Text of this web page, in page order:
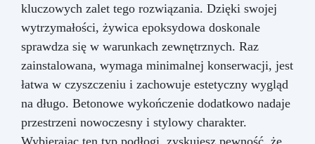
kluczowych zalet tego rozwiązania. Dzięki swojej
wytrzymałości, żywica epoksydowa doskonale
sprawdza się w warunkach zewnętrznych. Raz
zainstalowana, wymaga minimalnej konserwacji, jest
łatwa w czyszczeniu i zachowuje estetyczny wygląd
na długo. Betonowe wykończenie dodatkowo nadaje
przestrzeni nowoczesny i stylowy charakter.
Wybierając ten typ podłogi, zyskujesz pewność, że